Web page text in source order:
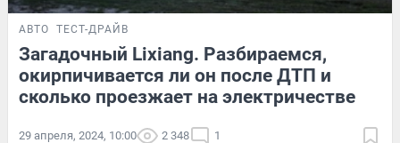
АВТО ТЕСТ-ДРАЙВ
Загадочный Lixiang. Разбираемся,
окирпичивается ли он после ДТП и
сколько проезжает на электричестве
29 апреля, 2024, 10:00 2 348 1